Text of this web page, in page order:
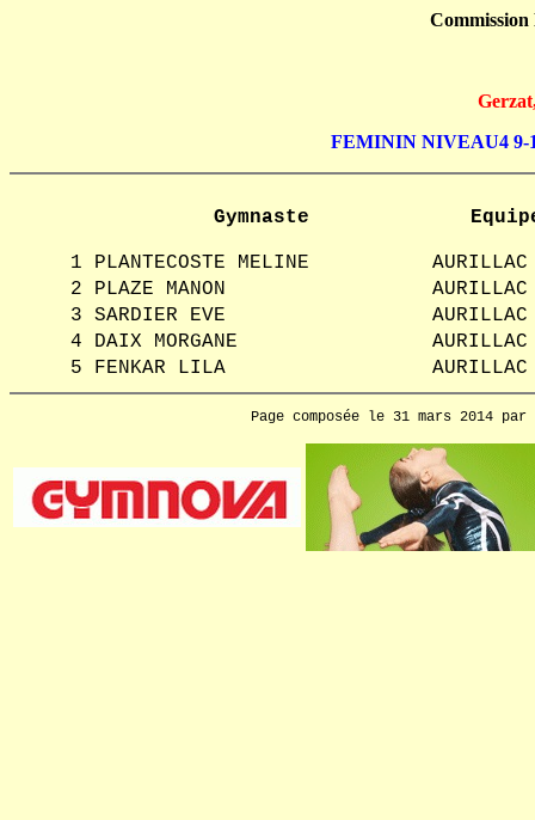
FEMININ NIVEAU4 9-
Gymnaste
1 PLANTECOSTE MELINE
AURILLAC
2
PLAZE MANON
AURILLAC
3
SARDIER EVE
AURILLAC
4
DAIX MORGANE
AURILLAC
5
FENKAR LILA AURILLAC
Page composée le 31 mars 2014 par